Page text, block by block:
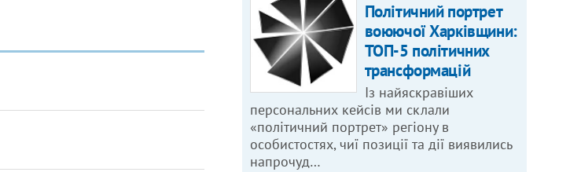
Політичний портрет
воюючої Харківщини:
ТОП-5 політичних
трансформацій
Із найяскравіших
персональних кейсів ми склали
«політичний портрет» регіону в
особистостях, чиї позиції та дії виявились
напрочуд…